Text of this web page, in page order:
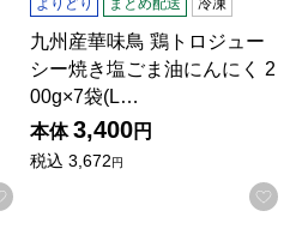
お気に入りに登録する
よりどり まとめ配送 冷凍
九州産華味鳥 鶏トロジュー
シー焼き塩ごま油にんにく 2
00g×7袋(L…
本体 3,400円
税込 3,672円